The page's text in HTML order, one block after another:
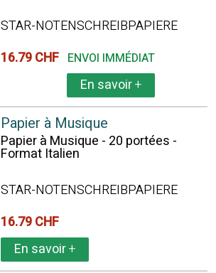
STAR-NOTENSCHREIBPAPIERE
16.79 CHF ENVOI IMMÉDIAT
En savoir+
Papier à Musique
Papier à Musique - 20 portées -
Format Italien
STAR-NOTENSCHREIBPAPIERE
16.79 CHF
En savoir+